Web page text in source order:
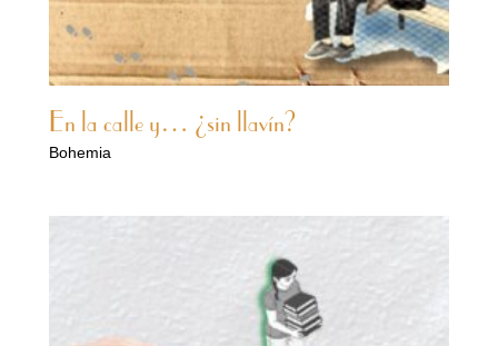
En la calle y… ¿sin llavín?
Bohemia